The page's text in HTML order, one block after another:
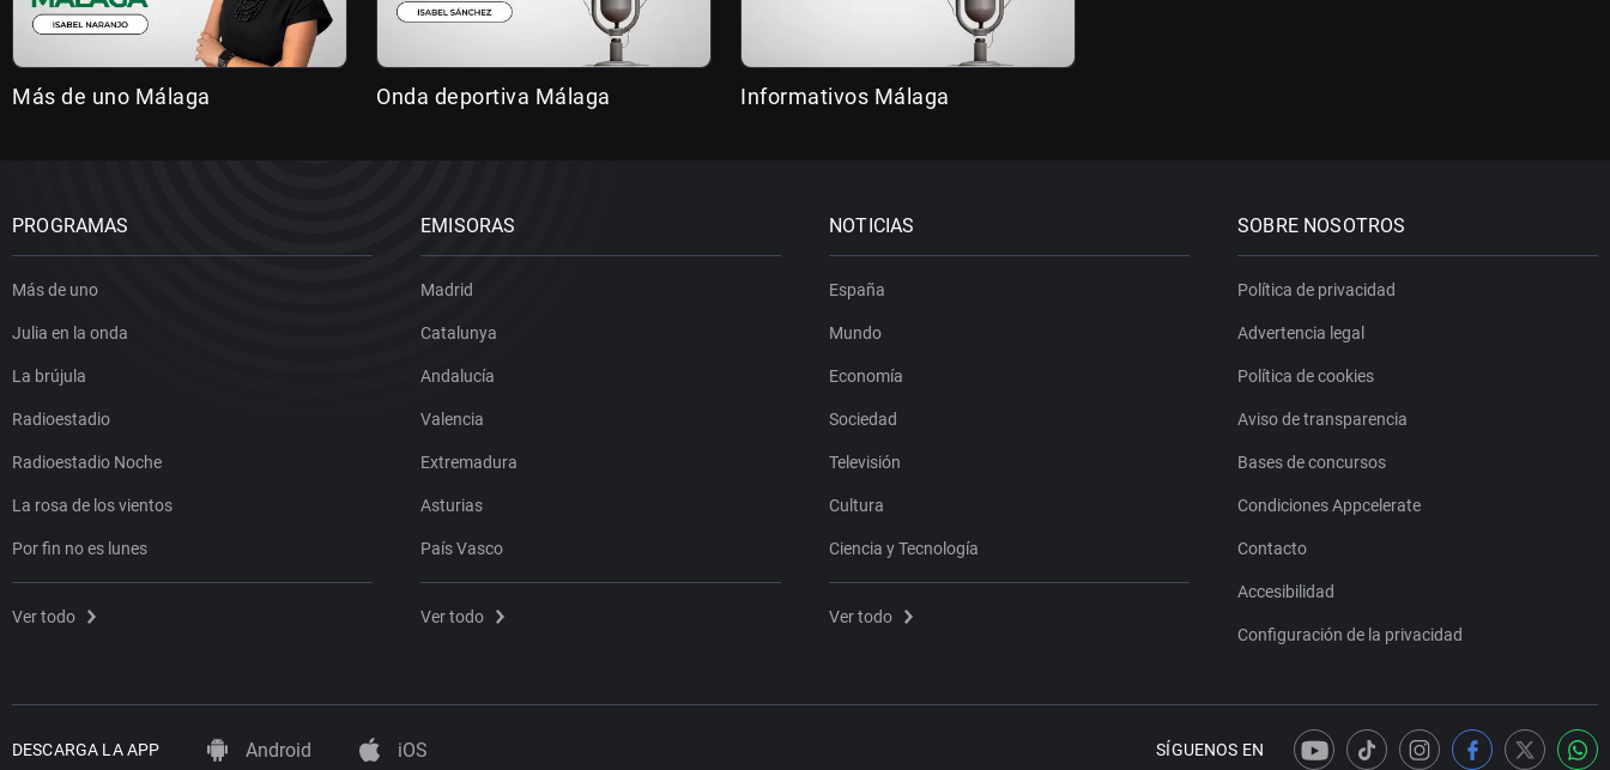
Más de uno Málaga Onda deportiva Málaga Informativos Málaga
PROGRAMAS
Más de uno
Julia en la onda
La brújula
Radioestadio
Radioestadio Noche
La rosa de los vientos
Por fin no es lunes
Ver todo
EMISORAS
Madrid
Catalunya
Andalucía
Valencia
Extremadura
Asturias
País Vasco
Ver todo
NOTICIAS
España
Mundo
Economía
Sociedad
Televisión
Cultura
Ciencia y Tecnología
Ver todo
SOBRE NOSOTROS
Política de privacidad
Advertencia legal
Política de cookies
Aviso de transparencia
Bases de concursos
Condiciones Appcelerate
Contacto
Accesibilidad
Configuración de la privacidad
DESCARGA LA APP Android iOS SÍGUENOS EN